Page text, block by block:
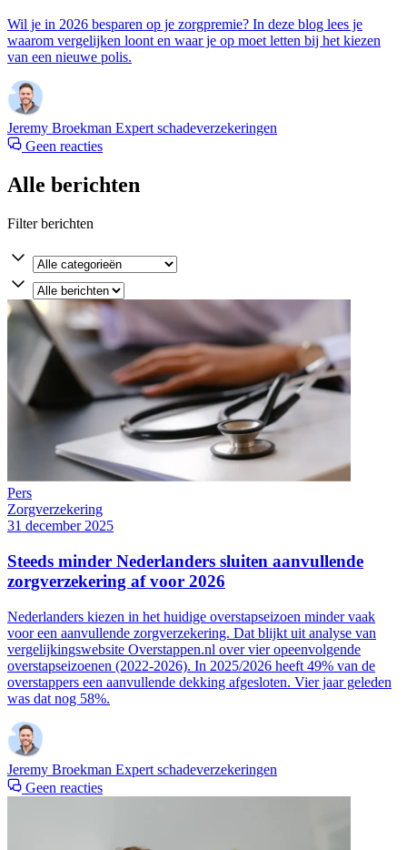
Wil je in 2026 besparen op je zorgpremie? In deze blog lees je
waarom vergelijken loont en waar je op moet letten bij het kiezen
van een nieuwe polis.
Jeremy Broekman Expert schadeverzekeringen
Geen reacties
Alle berichten
Filter berichten
Pers
Zorgverzekering
31 december 2025
Steeds minder Nederlanders sluiten aanvullende
zorgverzekering af voor 2026
Nederlanders kiezen in het huidige overstapseizoen minder vaak
voor een aanvullende zorgverzekering. Dat blijkt uit analyse van
vergelijkingswebsite Overstappen.nl over vier opeenvolgende
overstapseizoenen (2022-2026). In 2025/2026 heeft 49% van de
overstappers een aanvullende dekking afgesloten. Vier jaar geleden
was dat nog 58%.
Jeremy Broekman Expert schadeverzekeringen
Geen reacties